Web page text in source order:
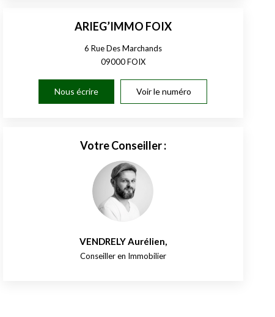
ARIEG’IMMO FOIX
6 Rue Des Marchands
09000FOIX
Nous écrire Voir le numéro
Votre Conseiller :
VENDRELY Aurélien,
Conseiller en Immobilier